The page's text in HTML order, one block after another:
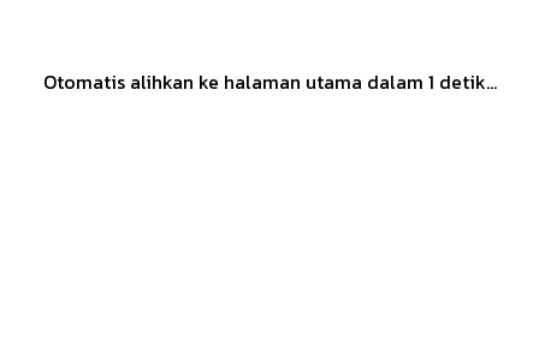
Otomatis alihkan ke halaman utama dalam 1 detik...